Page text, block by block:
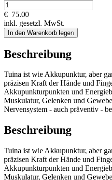
€ 75.00
inkl. gesetzl. MwSt.
In den Warenkorb legen
Beschreibung
Tuina ist wie Akkupunktur, aber
präzisen Kraft der Hände und
Akkupunkturpunkten und
Muskulatur, Gelenken und
Nervensystem - auch präventiv -
Beschreibung
Tuina ist wie Akkupunktur, aber
präzisen Kraft der Hände und
Akkupunkturpunkten und
Muskulatur, Gelenken und